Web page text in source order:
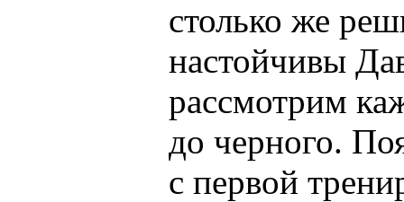
столько же
настойчивы
рассмотрим
до черного.
с первой